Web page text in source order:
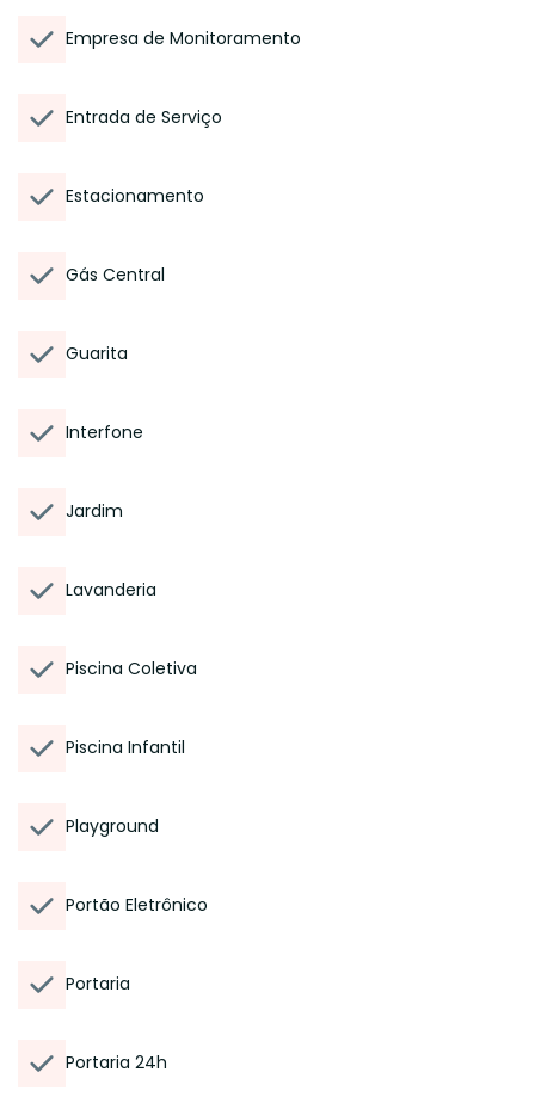
Empresa de Monitoramento
Entrada de Serviço
Estacionamento
Gás Central
Guarita
Interfone
Jardim
Lavanderia
Piscina Coletiva
Piscina Infantil
Playground
Portão Eletrônico
Portaria
Portaria 24h